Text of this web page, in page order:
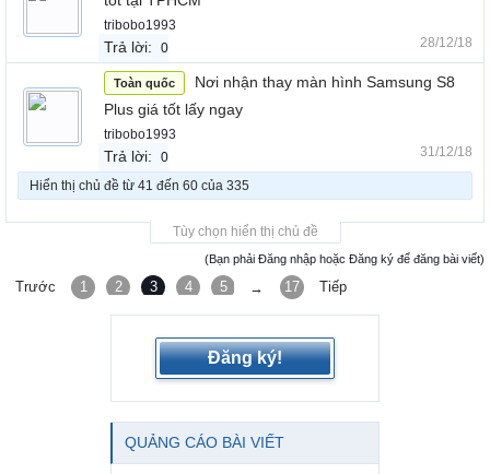
tribobo1993
Trả lời: 0 28/12/18
Toàn quốc
Nơi nhận thay màn hình Samsung S8
Plus giá tốt lấy ngay
tribobo1993
Trả lời: 0 31/12/18
Hiển thị chủ đề từ 41 đến 60 của 335
Tùy chọn hiển thị chủ đề
(Bạn phải Đăng nhập hoặc Đăng ký để đăng bài viết)
Trước 1 2 3 4 5 6
→ 17 Tiếp
Đăng ký!
QUẢNG CÁO BÀI VIẾT